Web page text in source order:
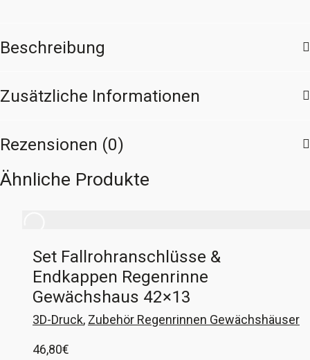
Beschreibung
Zusätzliche Informationen
Rezensionen (0)
Ähnliche Produkte
Set Fallrohranschlüsse &
Endkappen Regenrinne
Gewächshaus 42×13
3D-Druck, Zubehör Regenrinnen Gewächshäuser
46,80€